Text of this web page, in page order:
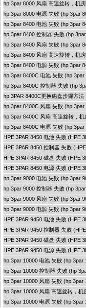
hp 3par 8000 风扇 高速旋转，机
hp 3par 8000 电源 失败 (hp 3par
hp 3par 8400 电池 失败 (hp 3par
hp 3par 8400 控制器 失败 (hp
hp 3par 8400 风扇 失败 (hp 3par
hp 3par 8400 风扇 高速旋转，机
hp 3par 8400 电源 失败 (hp 3par
hp 3par 8400C 电池 失败 (hp
hp 3par 8400C 控制器 失败 (hp
hp 3PAR 8400C更换磁盘步骤方法
hp 3par 8400C 风扇 失败 (hp
hp 3par 8400C 风扇 高速旋转，
hp 3par 8400C 电源 失败 (hp
HPE 3PAR 8450 电池 失败 (HPE
HPE 3PAR 8450 控制器 失败
HPE 3PAR 8450 磁盘 失败 (HPE
HPE 3PAR 8450 电源 失败 (HPE
hp 3par 9000 电池 失败 (hp 3par
hp 3par 9000 控制器 失败 (hp
hp 3par 9000 风扇 失败 (hp 3par
hp 3par 9000 电源 失败 (hp 3par
HPE 3PAR 9450 电池 失败 (HPE
HPE 3PAR 9450 控制器 失败
HPE 3PAR 9450 磁盘 失败 (HPE
HPE 3PAR 9450 电源 失败 (HPE
hp 3par 10000 电池 失败 (hp 3par
hp 3par 10000 控制器 失败 (hp
hp 3par 10000 风扇 失败 (hp 3par
hp 3par 10000 风扇 高速旋转，
hp 3par 10000 电源 失败 (hp 3par